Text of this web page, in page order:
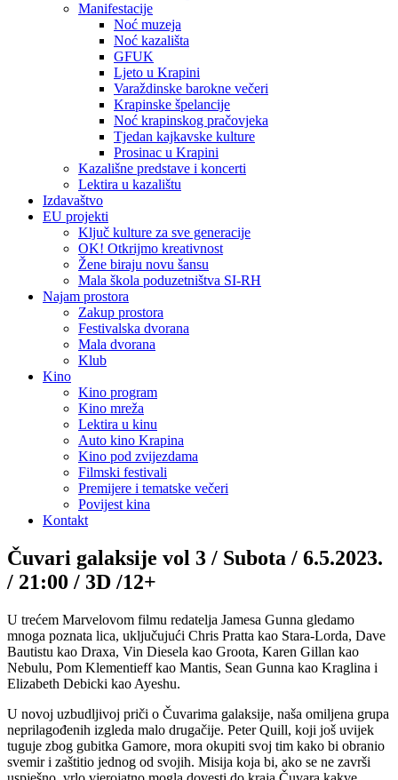
Manifestacije
Noć muzeja
Noć kazališta
GFUK
Ljeto u Krapini
Varaždinske barokne večeri
Krapinske špelancije
Noć krapinskog pračovjeka
Tjedan kajkavske kulture
Prosinac u Krapini
Kazališne predstave i koncerti
Lektira u kazalištu
Izdavaštvo
EU projekti
Ključ kulture za sve generacije
OK! Otkrijmo kreativnost
Žene biraju novu šansu
Mala škola poduzetništva SI-RH
Najam prostora
Zakup prostora
Festivalska dvorana
Mala dvorana
Klub
Kino
Kino program
Kino mreža
Lektira u kinu
Auto kino Krapina
Kino pod zvijezdama
Filmski festivali
Premijere i tematske večeri
Povijest kina
Kontakt
Čuvari galaksije vol 3 / Subota / 6.5.2023.
/ 21:00 / 3D /12+
U trećem Marvelovom filmu redatelja Jamesa Gunna gledamo
mnoga poznata lica, uključujući Chris Pratta kao Stara-Lorda, Dave
Bautistu kao Draxa, Vin Diesela kao Groota, Karen Gillan kao
Nebulu, Pom Klementieff kao Mantis, Sean Gunna kao Kraglina i
Elizabeth Debicki kao Ayeshu.
U novoj uzbudljivoj priči o Čuvarima galaksije, naša omiljena grupa
neprilagođenih izgleda malo drugačije. Peter Quill, koji još uvijek
tuguje zbog gubitka Gamore, mora okupiti svoj tim kako bi obranio
svemir i zaštitio jednog od svojih. Misija koja bi, ako se ne završi